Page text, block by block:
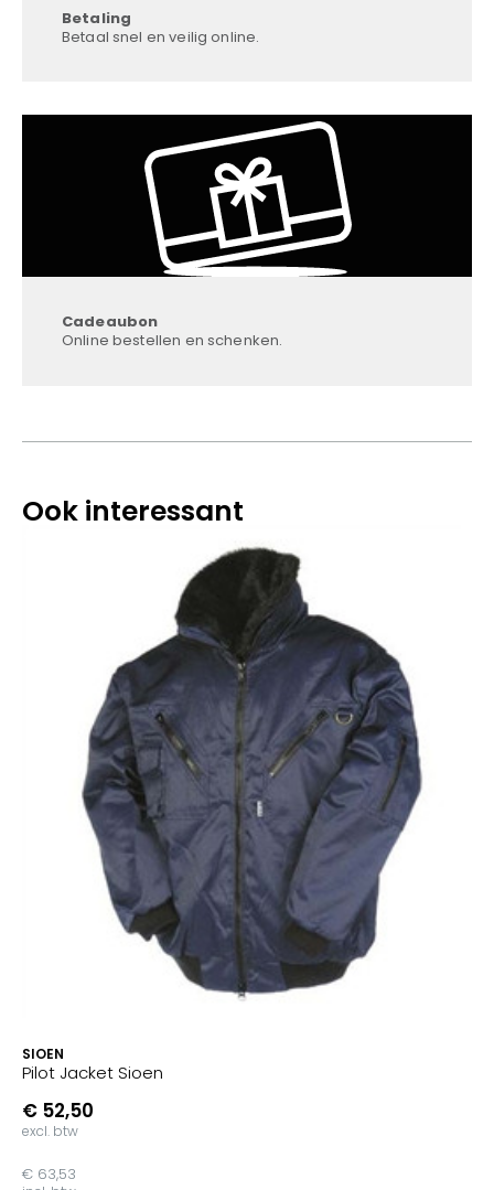
Betaling
Betaal snel en veilig online.
Cadeaubon
Online bestellen en schenken.
Ook interessant
SIOEN
Pilot Jacket Sioen
€ 52,50
excl. btw
€ 63,53